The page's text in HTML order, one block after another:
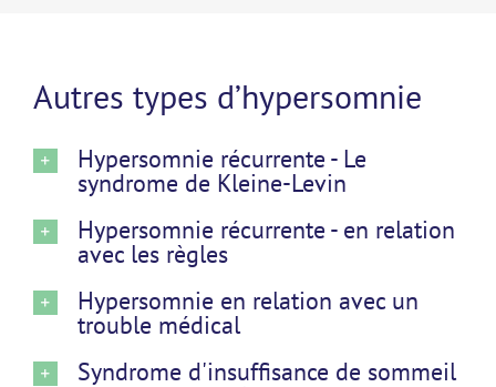
Autres types d’hypersomnie
Hypersomnie récurrente - Le
syndrome de Kleine-Levin
Hypersomnie récurrente - en relation
avec les règles
Hypersomnie en relation avec un
trouble médical
Syndrome d'insuffisance de sommeil